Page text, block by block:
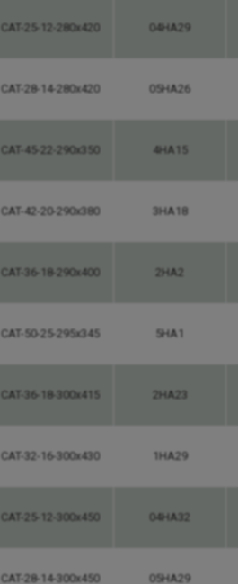
CAT-25-12-280x420 04HA29
CAT-28-14-280x420 05HA26
CAT-45-22-290x350 4HA15
CAT-42-20-290x380 3HA18
CAT-36-18-290x400 2HA2
CAT-50-25-295x345 5HA1
CAT-36-18-300x415 2HA23
CAT-32-16-300x430 1HA29
CAT-25-12-300x450 04HA32
CAT-28-14-300x450 05HA29